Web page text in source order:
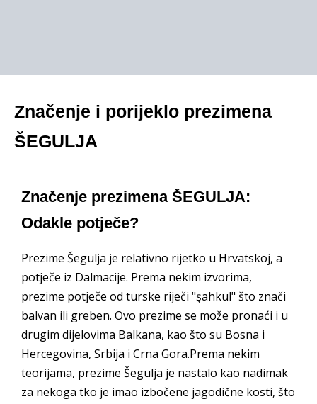
Značenje i porijeklo prezimena
ŠEGULJA
Značenje prezimena ŠEGULJA:
Odakle potječe?
Prezime Šegulja je relativno rijetko u Hrvatskoj, a
potječe iz Dalmacije. Prema nekim izvorima,
prezime potječe od turske riječi "şahkul" što znači
balvan ili greben. Ovo prezime se može pronaći i u
drugim dijelovima Balkana, kao što su Bosna i
Hercegovina, Srbija i Crna Gora.Prema nekim
teorijama, prezime Šegulja je nastalo kao nadimak
za nekoga tko je imao izbočene jagodične kosti, što